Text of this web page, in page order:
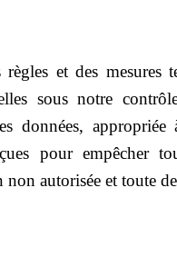
et des
sous notre
données,
pour empêcher
autorisée et toute